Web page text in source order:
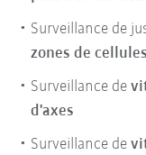
Surveillance de
zones de
Surveillance de
d'axes
Surveillance de